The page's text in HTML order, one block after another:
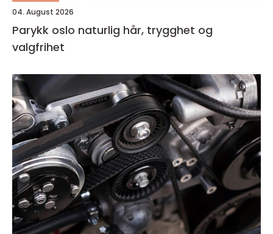
04. August 2026
Parykk oslo naturlig hår, trygghet og
valgfrihet